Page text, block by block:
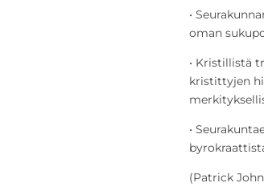
•
oman
• Kristillistä
kristittyjen
•
(Patrick